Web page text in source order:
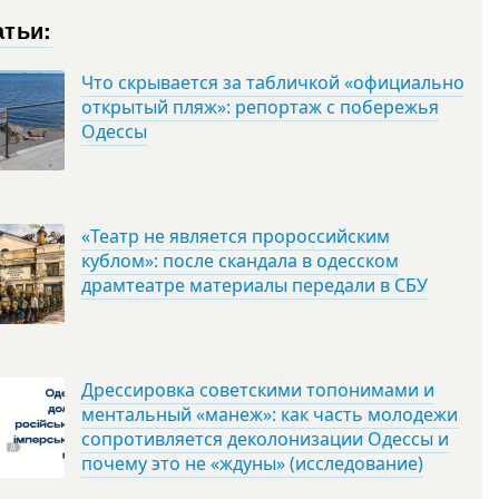
Что скрывается за табличкой «официально
открытый пляж»: репортаж с побережья
Одессы
«Театр не является пророссийским
кублом»: после скандала в одесском
драмтеатре материалы передали в СБУ
Дрессировка советскими топонимами и
ментальный «манеж»: как часть молодежи
сопротивляется деколонизации Одессы и
почему это не «ждуны» (исследование)